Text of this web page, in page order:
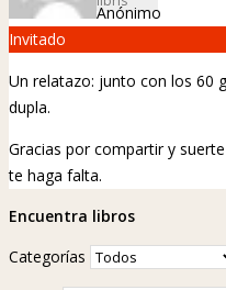
Anónimo
Invitado
Un relatazo: junto con los 60
dupla.
Gracias por compartir y
te haga falta.
Encuentra libros
Categorías